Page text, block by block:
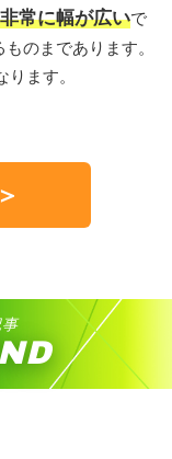
常に幅が広いで
のまであります。
ます。